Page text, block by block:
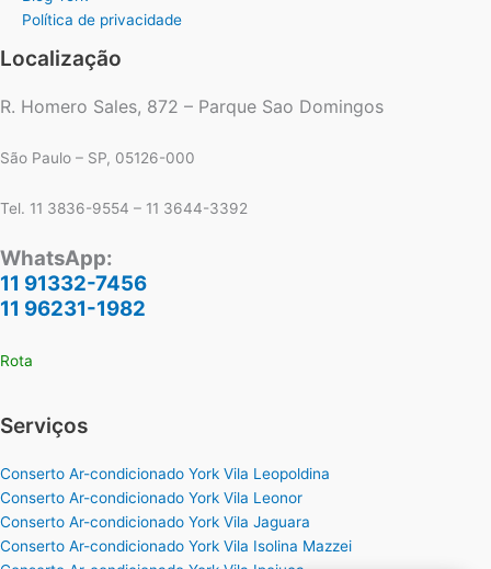
Política de privacidade
Localização
R. Homero Sales, 872 – Parque Sao Domingos
São Paulo – SP, 05126-000
Tel. 11 3836-9554 – 11 3644-3392
WhatsApp:
11 91332-7456
11 96231-1982
Rota
Serviços
Conserto Ar-condicionado York Vila Leopoldina
Conserto Ar-condicionado York Vila Leonor
Conserto Ar-condicionado York Vila Jaguara
Conserto Ar-condicionado York Vila Isolina Mazzei